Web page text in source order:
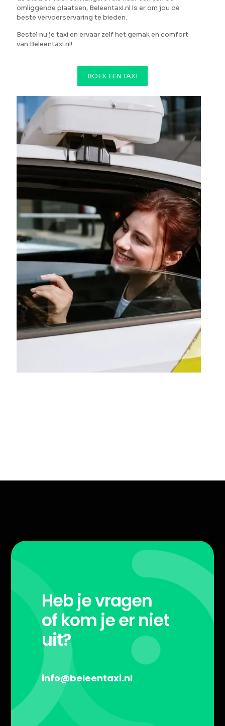
omliggende plaatsen, Beleentaxi.nl is er om jou de
beste vervoerservaring te bieden.
Bestel nu je taxi en ervaar zelf het gemak en comfort
van Beleentaxi.nl!
BOEK EEN TAXI
Heb je vragen
of kom je er niet
uit?
info@beleentaxi.nl